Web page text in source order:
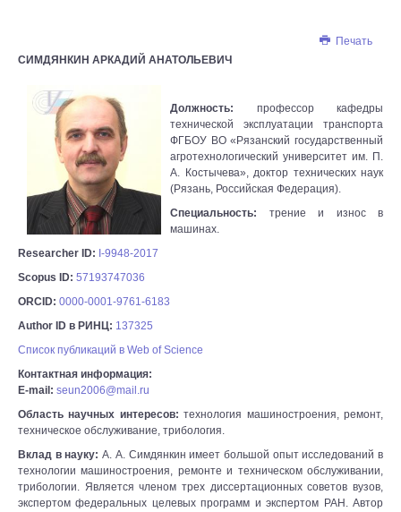
Печать
СИМДЯНКИН АРКАДИЙ АНАТОЛЬЕВИЧ
Должность: профессор кафедры
технической эксплуатации транспорта
ФГБОУ ВО «Рязанский государственный
агротехнологический университет им. П.
А. Костычева», доктор технических наук
(Рязань, Российская Федерация).
Специальность: трение и износ в
машинах.
Researcher ID: I-9948-2017
Scopus ID: 57193747036
ORCID: 0000-0001-9761-6183
Author ID в РИНЦ: 137325
Список публикаций в Web of Science
Контактная информация:
E-mail: seun2006@mail.ru
Область научных интересов:технология машиностроения, ремонт,
техническое обслуживание, трибология.
Вклад в науку:А. А. Симдянкин имеет большой опыт исследований в
технологии машиностроения, ремонте и техническом обслуживании,
трибологии. Является членом трех диссертационных советов вузов,
экспертом федеральных целевых программ и экспертом РАН. Автор